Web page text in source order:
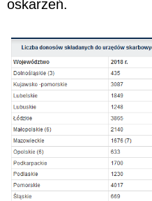
oskarżeń.